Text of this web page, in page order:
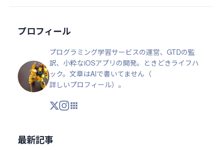
プロフィール
プログラミング学習サービスの運営、GTDの監
訳、小粋なiOSアプリの開発。ときどきライフハ
ック。文章はAIで書いてません（
詳しいプロフィール）。
X Instagram
アプリ・ツール
最新記事